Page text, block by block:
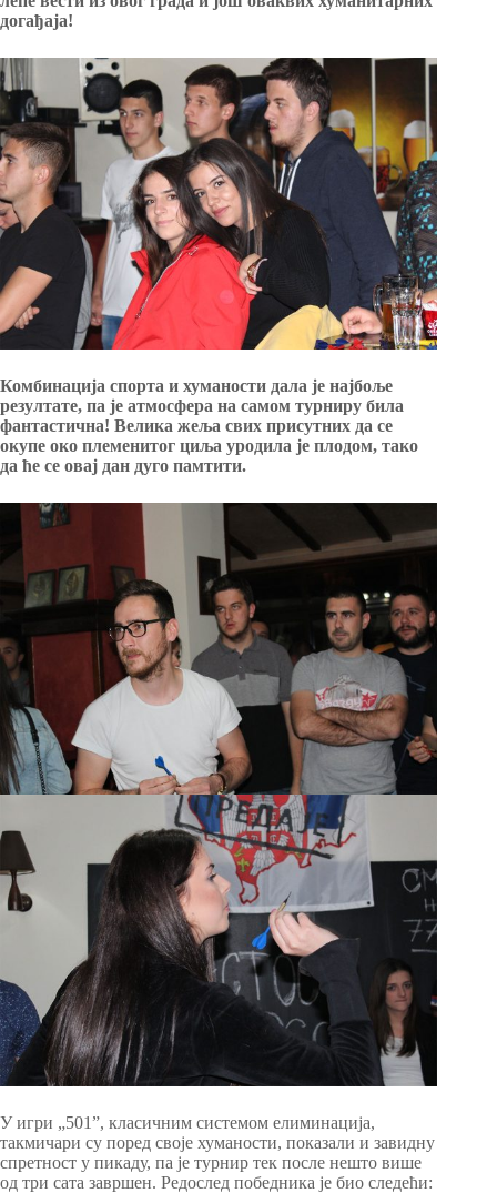
догађаја!
Комбинација спорта и хуманости дала је најбоље
резултате, па је атмосфера на самом турниру била
фантастична! Велика жеља свих присутних да се
окупе око племенитог циља уродила је плодом, тако
да ће се овај дан дуго памтити.
У игри „501”, класичним системом елиминација,
такмичари су поред своје хуманости, показали и завидну
спретност у пикаду, па је турнир тек после нешто више
од три сата завршен. Редослед победника је био следећи: